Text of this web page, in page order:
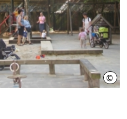
© LHH